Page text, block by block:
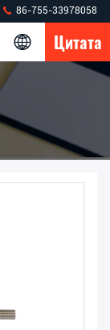
86-755-33978058
Цитата